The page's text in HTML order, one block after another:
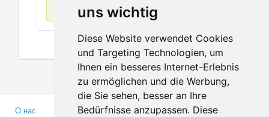
uns wichtig
Diese Website verwendet Cookies
und Targeting Technologien, um
Ihnen ein besseres Internet-Erlebnis
zu ermöglichen und die Werbung,
die Sie sehen, besser an Ihre
Bedürfnisse anzupassen. Diese
Нет данных
О нас
Партнерам